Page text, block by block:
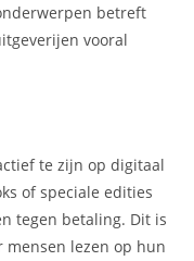
betreft
vooral
te zijn op digitaal
of speciale edities
tegen betaling. Dit is
mensen lezen op hun